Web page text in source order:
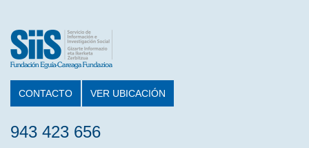
CONTACTO VER UBICACIÓN
943 423 656